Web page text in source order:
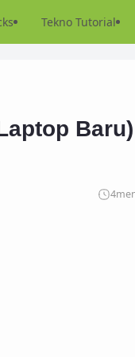
Tekno Tutorial
Baru)
4